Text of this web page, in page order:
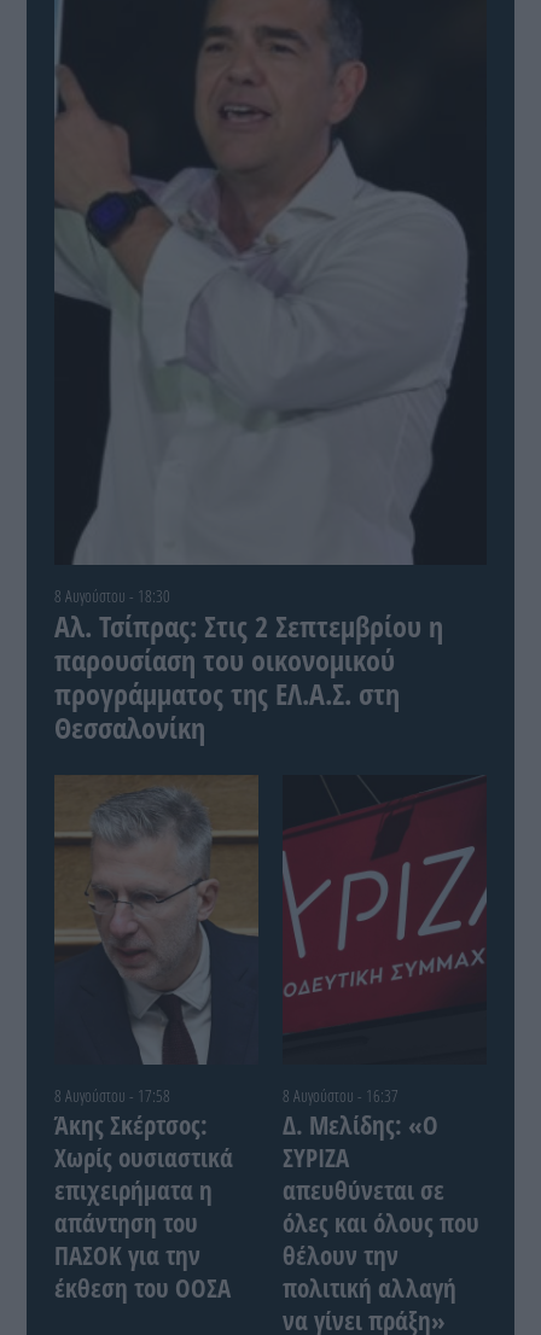
8 Αυγούστου - 18:30
Αλ. Τσίπρας: Στις 2 Σεπτεμβρίου η
παρουσίαση του οικονομικού
προγράμματος της ΕΛ.Α.Σ. στη
Θεσσαλονίκη
8 Αυγούστου - 17:58
Άκης Σκέρτσος:
Χωρίς ουσιαστικά
επιχειρήματα η
απάντηση του
ΠΑΣΟΚ για την
έκθεση του ΟΟΣΑ
8 Αυγούστου - 16:37
Δ. Μελίδης: «Ο
ΣΥΡΙΖΑ
απευθύνεται σε
όλες και όλους που
θέλουν την
πολιτική αλλαγή
να γίνει πράξη»